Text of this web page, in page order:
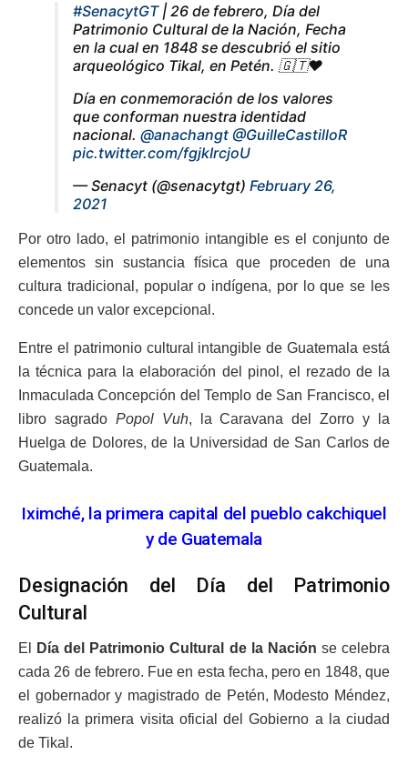
#SenacytGT| 26 de febrero, Día del
Patrimonio Cultural de la Nación, Fecha
en la cual en 1848 se descubrió el sitio
arqueológico Tikal, en Petén. 🇬🇹❤️
Día en conmemoración de los valores
que conforman nuestra identidad
nacional. @anachangt @GuilleCastilloR
pic.twitter.com/fgjkIrcjoU
— Senacyt (@senacytgt) February 26,
2021
Por otro lado, el patrimonio intangible es el conjunto de
elementos sin sustancia física que proceden de una
cultura tradicional, popular o indígena, por lo que se les
concede un valor excepcional.
Entre el patrimonio cultural intangible de Guatemala está
la técnica para la elaboración del pinol, el rezado de la
Inmaculada Concepción del Templo de San Francisco, el
libro sagrado Popol Vuh, la Caravana del Zorro y la
Huelga de Dolores, de la Universidad de San Carlos de
Guatemala.
Iximché, la primera capital del pueblo cakchiquel
y de Guatemala
Designación del Día del Patrimonio
Cultural
El Día del Patrimonio Cultural de la Nación se celebra
cada 26 de febrero. Fue en esta fecha, pero en 1848, que
el gobernador y magistrado de Petén, Modesto Méndez,
realizó la primera visita oficial del Gobierno a la ciudad
de Tikal.